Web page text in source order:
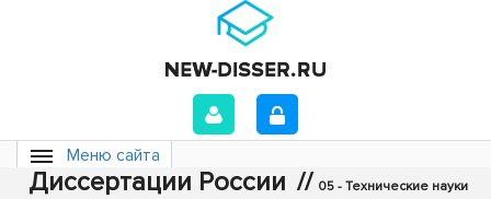
Меню сайта
Диссертации России // 05 - Технические науки